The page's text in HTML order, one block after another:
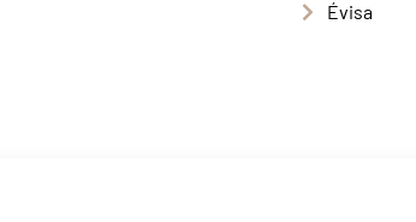
Évisa